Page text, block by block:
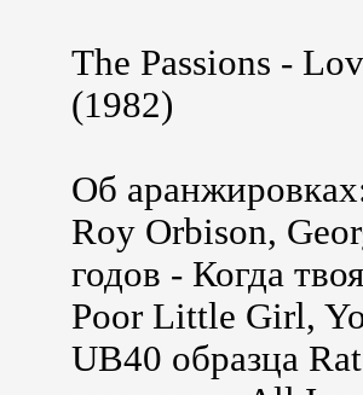
The Passions -
(1982)
Об
Roy Orbison,
годов - Когда
Poor Little Girl,
UB40 образца